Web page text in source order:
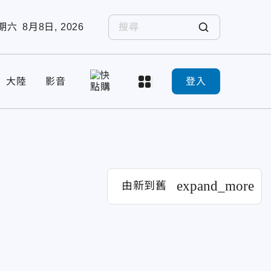
六 8月8日, 2026
大陸 影音 登入
由新到舊 expand_more